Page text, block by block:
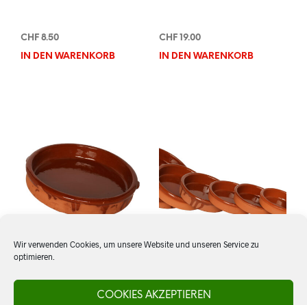
Wir verwenden Cookies, um unsere Website und unseren Service zu
optimieren.
COOKIES AKZEPTIEREN
CHF 8.50
IN DEN WARENKORB
CHF19.00
IN DEN WARENKORB
Cazuela 23 cm Cazuela 8 cm. rustikal